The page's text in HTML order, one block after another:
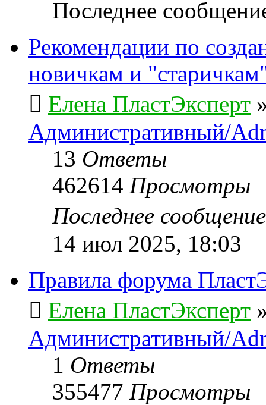
Последнее
Рекомендации по
новичкам и
Елена ПластЭксперт
Административный/
13 Ответы
462614 Просмотры
Последнее
14 июл 2025, 18:03
Правила форума
Елена ПластЭксперт
Административный/
1 Ответы
355477 Просмотры